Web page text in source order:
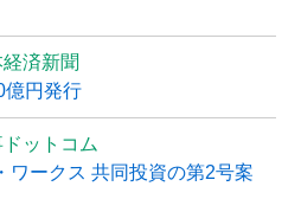
経済新聞
億円発行
ットコム
ワークス 共同投資の第2号案